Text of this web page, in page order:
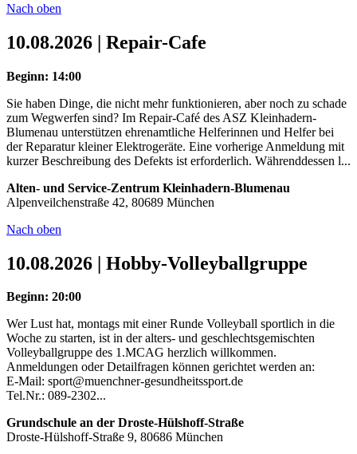
Nach oben
10.08.2026 | Repair-Cafe
Beginn: 14:00
Sie haben Dinge, die nicht mehr funktionieren, aber noch zu schade
zum Wegwerfen sind? Im Repair-Café des ASZ Kleinhadern-
Blumenau unterstützen ehrenamtliche Helferinnen und Helfer bei
der Reparatur kleiner Elektrogeräte. Eine vorherige Anmeldung mit
kurzer Beschreibung des Defekts ist erforderlich. Währenddessen l...
Alten- und Service-Zentrum Kleinhadern-Blumenau
Alpenveilchenstraße 42, 80689 München
Nach oben
10.08.2026 | Hobby-Volleyballgruppe
Beginn: 20:00
Wer Lust hat, montags mit einer Runde Volleyball sportlich in die
Woche zu starten, ist in der alters- und geschlechtsgemischten
Volleyballgruppe des 1.MCAG herzlich willkommen.
Anmeldungen oder Detailfragen können gerichtet werden an:
E-Mail: sport@muenchner-gesundheitssport.de
Tel.Nr.: 089-2302...
Grundschule an der Droste-Hülshoff-Straße
Droste-Hülshoff-Straße 9, 80686 München